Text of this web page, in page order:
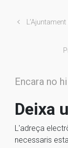
Encara no
Deixa
L'adreça
necessaris